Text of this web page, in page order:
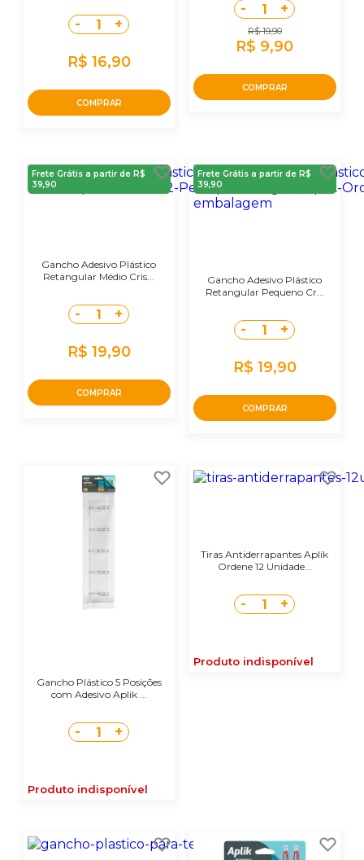
- 1 +
R$ 16,90
COMPRAR
- 1 +
R$ 19,90
R$ 9,90
COMPRAR
Frete Grátis a partir de R$
39,90
Gancho Adesivo Plástico
Retangular Médio Cris...
- 1 +
R$ 19,90
COMPRAR
Frete Grátis a partir de R$
39,90
Gancho Adesivo Plástico
Retangular Pequeno Cr...
- 1 +
R$ 19,90
COMPRAR
Gancho Plástico 5 Posições
com Adesivo Aplik ...
- 1 +
Produto indisponível
Tiras Antiderrapantes Aplik
Ordene 12 Unidade...
- 1 +
Produto indisponível